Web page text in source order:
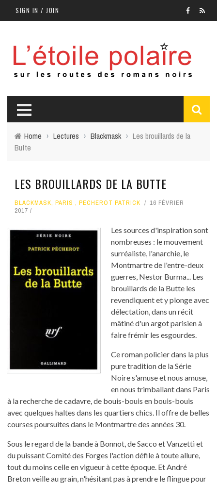
SIGN IN / JOIN
Home › Lectures › Blackmask › Les brouillards de la
Butte
LES BROUILLARDS DE LA BUTTE
BLACKMASK, PARIS , PECHEROT PATRICK
16 FÉVRIER
2017
Les sources d'inspiration sont
nombreuses : le mouvement
surréaliste, l'anarchie, le
Montmartre de l'entre-deux
guerres, Nestor Burma... Les
brouillards de la Butte les
revendiquent et y plonge avec
délectation, dans un récit
mâtiné d'un argot parisien à
faire frémir les esgourdes.
Ce roman policier dans la plus
pure tradition de la Série
Noire s'amuse et nous amuse,
en nous trimballant dans Paris
à la recherche de cadavre, de bouis-bouis en bouis-bouis
avec quelques haltes dans les quartiers chics. Il offre de belles
courses poursuites dans le Montmartre des années 30.
Sous le regard de la bande à Bonnot, de Sacco et Vanzetti et
du puissant Comité des Forges l'action défile à toute allure,
tout du moins celle en vigueur à cette époque. Et André
Breton veille au grain, n'hésitant pas à prendre le flingue pour